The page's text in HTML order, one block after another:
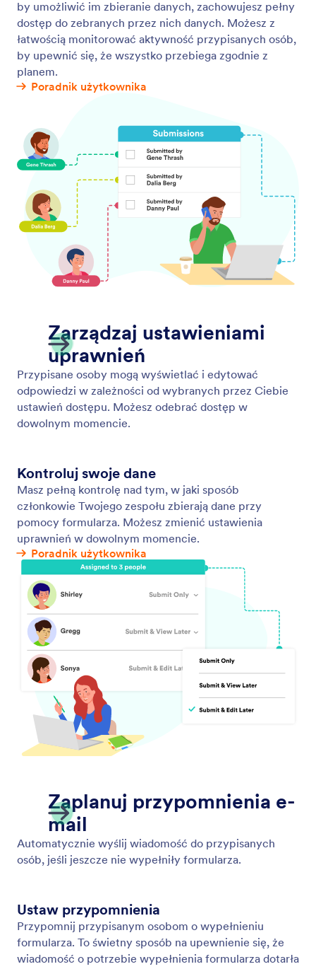
Form Submissions to Tables
Automatically send every form response into a
powerful spreadsheet-style workspace. With
Jotform Tables, you can turn form submissions to
tables instantly — so your data is organized,
searchable, and ready to work with the moment
someone hits submit.
Instead of forwarding requests or creating tasks one
by one, you can automatically route data, assign
ownership, and trigger the following actions.
Jotform
Utwórz formularz
My Workspace
Cennik
Jotform Enterprise
Przykłady
Produkty
AI Tools
Alternatives
Szablony
Widżety formularzy
Integracje
Pomoc
Kontakt
Firma
O nas